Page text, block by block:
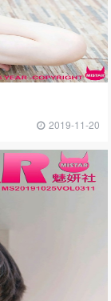
2019-11-20